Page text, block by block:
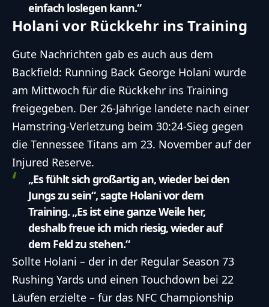
einfach loslegen kann.“
Holani vor Rückkehr ins Training
Gute Nachrichten gab es auch aus dem
Backfield: Running Back George Holani wurde
am Mittwoch für die Rückkehr ins Training
freigegeben. Der 26-Jährige landete nach einer
Hamstring-Verletzung beim 30:24-Sieg gegen
die Tennessee Titans am 23. November auf der
Injured Reserve.
„Es fühlt sich großartig an, wieder bei den
Jungs zu sein“, sagte Holani vor dem
Training. „Es ist eine ganze Weile her,
deshalb freue ich mich riesig, wieder auf
dem Feld zu stehen.“
Sollte Holani – der in der Regular Season 73
Rushing Yards und einen Touchdown bei 22
Läufen erzielte – für das NFC Championship